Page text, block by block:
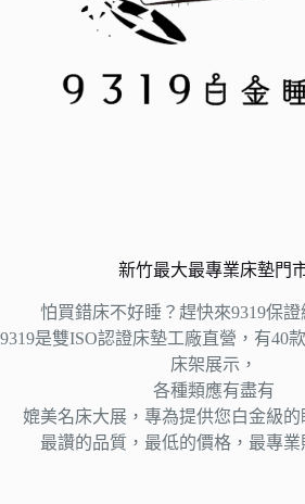
新竹最大最專業床墊門
怕買錯床不好睡？趕快來9319保證
9319是雙ISO認證床墊工廠直營，有40
床架展示，
各種類應有盡有
媲美名床大展，專為提供您白金級
最讚的品質，最低的價格，最專